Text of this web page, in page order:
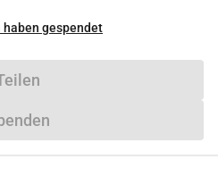
haben gespendet